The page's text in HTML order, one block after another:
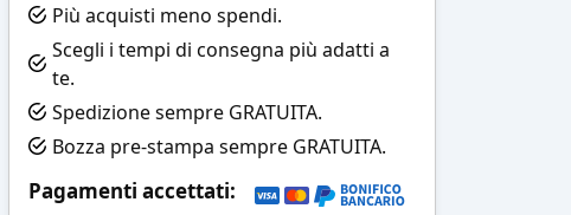
Più acquisti meno spendi.
Scegli i tempi di consegna più adatti a
te.
Spedizione sempre GRATUITA.
Bozza pre-stampa sempre GRATUITA.
Pagamenti accettati: